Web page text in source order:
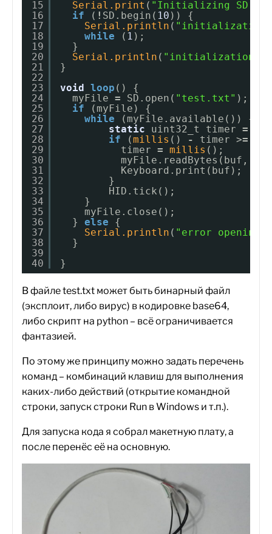
15
16
17
18
19
20
21
22
23
24
25
26
27
28
29
30
31
32
33
34
35
36
37
38
39
40
Serial.print ( "Initializing SD
if
( ! SD.begin( 10 )) {
Serial.println ( "initialization
while
( 1 );
}
Serial.println ( "initialization
}
void loop () {
myFile = SD.open( "test.txt" );
if
(myFile) {
while
(myFile.available()) {
static
uint32_t timer =
if
(millis () - timer >=
timer = millis ();
myFile.readBytes(buf,
Keyboard.print(buf);
}
HID.tick();
}
myFile.close();
} else
{
Serial.println ( "error opening
}
}
В файле test.txt может быть бинарный файл
(эксплоит, либо вирус) в кодировке base64,
либо скрипт на python – всё ограничивается
фантазией.
По этому же принципу можно задать перечень
команд – комбинаций клавиш для выполнения
каких-либо действий (открытие командной
строки, запуск строки Run в Windows и т.п.).
Для запуска кода я собрал макетную плату, а
после перенёс её на основную.